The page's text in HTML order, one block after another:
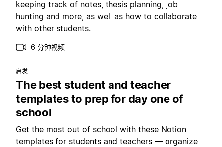
keeping track of notes, thesis planning, job
hunting and more, as well as how to collaborate
with other students.
6 分钟视频
启发
The best student and teacher
templates to prep for day one of
school
Get the most out of school with these Notion
templates for students and teachers — organize